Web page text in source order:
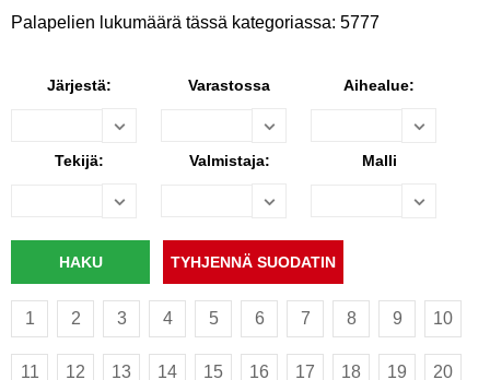
Palapelien lukumäärä tässä kategoriassa: 5777
Järjestä: Varastossa Aihealue:
Tekijä: Valmistaja: Malli
1 2 3 4 5 6 7 8 9 10
11 12 13 14 15 16 17 18 19 20